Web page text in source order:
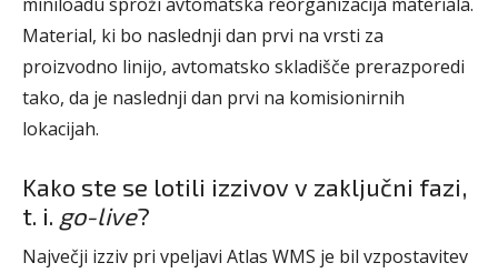
Material, ki bo naslednji dan prvi na vrsti za
proizvodno linijo, avtomatsko skladišče prerazporedi
tako, da je naslednji dan prvi na komisionirnih
lokacijah.
Kako ste se lotili izzivov v zaključni fazi,
t. i. go-live?
Največji izziv pri vpeljavi Atlas WMS je bil vzpostavitev